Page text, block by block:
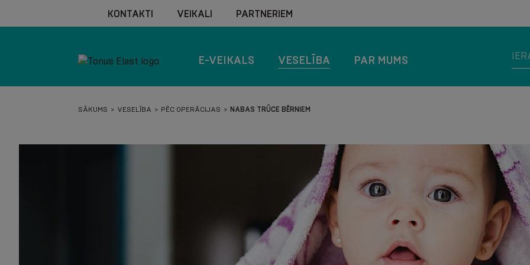
KONTAKTI VEIKALI PARTNERIEM
E-VEIKALS VESELĪBA PAR MUMS
SĀKUMS VESELĪBA PĒC OPERĀCIJAS NABAS TRŪCE BĒRNIEM